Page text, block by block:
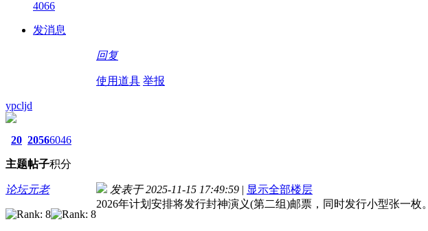
4066
发消息
回复
使用道具 举报
ypcljd
20
主题
2056
帖子
6046
积分
论坛元老 发表于 2025-11-15 17:49:59 | 显示全部楼层
2026年计划安排将发行封神演义(第二组)邮票，同时发行小型张一枚。